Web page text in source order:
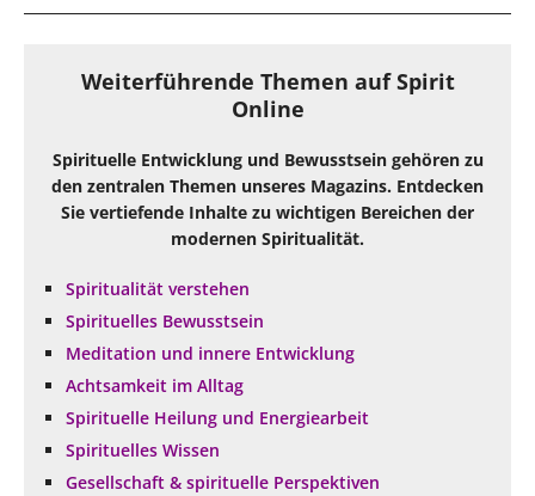
Weiterführende Themen auf Spirit
Online
Spirituelle Entwicklung und Bewusstsein gehören zu
den zentralen Themen unseres Magazins. Entdecken
Sie vertiefende Inhalte zu wichtigen Bereichen der
modernen Spiritualität.
Spiritualität verstehen
Spirituelles Bewusstsein
Meditation und innere Entwicklung
Achtsamkeit im Alltag
Spirituelle Heilung und Energiearbeit
Spirituelles Wissen
Gesellschaft & spirituelle Perspektiven